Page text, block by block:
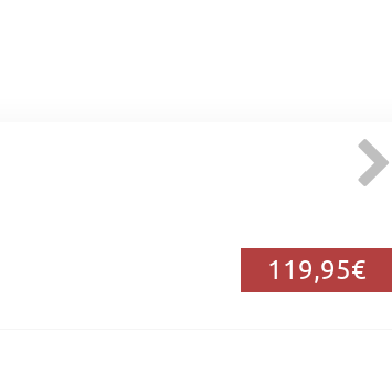
119,95€